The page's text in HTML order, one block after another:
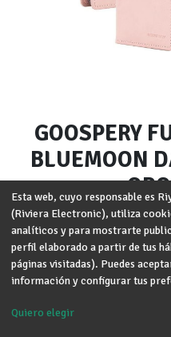
GOOSPERY
BLUEMOON
Marca :GOOSPERY
Modelo:iPhone 17
Términos y condiciones
Envío: 2-3 días laborales
Esta web, cuyo responsable es
(Riviera Electronic), utiliza
analíticos y para mostrarte
perfil elaborado a partir de tus
páginas visitadas). Puedes
información y configurar tus
Quiero elegir